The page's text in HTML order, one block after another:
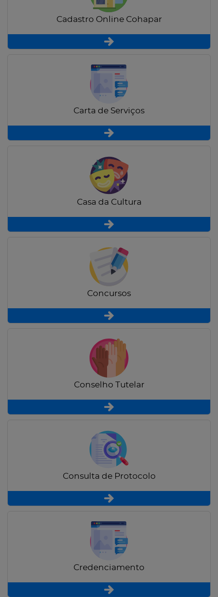
Cadastro Online Cohapar
Carta de Serviços
Casa da Cultura
Concursos
Conselho Tutelar
Consulta de Protocolo
Credenciamento